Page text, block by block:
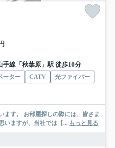
手線「秋葉原」駅 徒歩10分
ーター CATV
光ファイバー
は、皆さま
いますが、当社では【... もっと見る